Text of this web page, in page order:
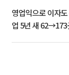
영업익으로 이자
업 5년 새 62→173